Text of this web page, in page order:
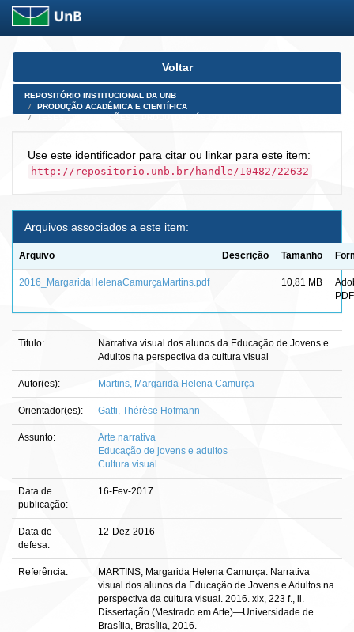
Skip
Voltar
REPOSITÓRIO INSTITUCIONAL DA UNB
PRODUÇÃO ACADÊMICA E CIENTÍFICA
Use este identificador para citar ou linkar para este item:
http://repositorio.unb.br/handle/10482/22632
Arquivos associados a este item:
Arquivo Descrição Tamanho
2016_MargaridaHelenaCamurçaMartins.pdf 10,81 MB
PDF
Título:
Narrativa visual dos alunos da Educação de Jovens e
Adultos na perspectiva da cultura visual
Autor(es): Martins, Margarida Helena Camurça
Orientador(es): Gatti, Thérèse Hofmann
Assunto:
Arte narrativa
Educação de jovens e adultos
Cultura visual
Data de
publicação:
16-Fev-2017
Data de
defesa:
12-Dez-2016
Referência:
MARTINS, Margarida Helena Camurça. Narrativa
visual dos alunos da Educação de Jovens e Adultos na
perspectiva da cultura visual. 2016. xix, 223 f., il.
Dissertação (Mestrado em Arte)—Universidade de
Brasília, Brasília, 2016.